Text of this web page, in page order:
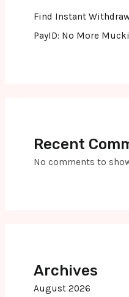
Find Instant
PayID: No More
Recent
No comments to
Archives
August 2026